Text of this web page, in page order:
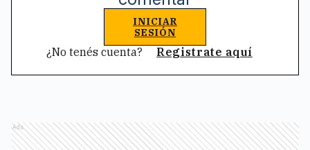
INICIAR
SESIÓN
¿No tenés cuenta? Registrate aquí
Ads